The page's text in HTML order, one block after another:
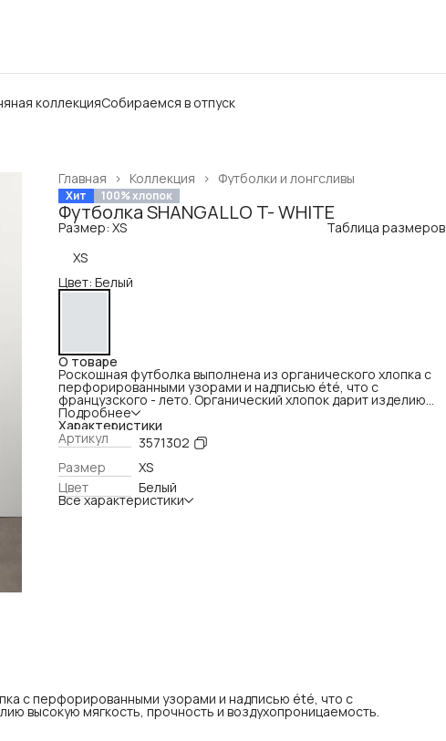
коллекцияСобираемся в отпуск
Футболки и лонгсливы
Коллекция ›
Главная ›
Хит 100% хлопок
Футболка SHANGALLO T- WHITE
Размер: XS
Таблица размеров
XS
Цвет: Белый
О товаре
Роскошная футболка выполнена из органического хлопка с
перфорированными узорами и надписью été, что с
французского - лето. Органический хлопок дарит изделию
высокую мягкость, прочность и воздухопроницаемость.
Подробнее
Характеристики
Артикул
3571302
Размер
XS
Цвет
Белый
Все характеристики
с перфорированными узорами и надписью été, что с
высокую мягкость, прочность и воздухопроницаемость.